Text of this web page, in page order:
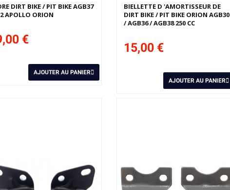
DIRT BIKE / PIT BIKE AGB37
APOLLO ORION
€
AJOUTER AU PANIER
BIELLETTE D 'AMORTISSEUR DE
DIRT BIKE / PIT BIKE ORION AGB30
/ AGB36 / AGB38 250 CC
15,00 €
AJOUTER AU PANIER